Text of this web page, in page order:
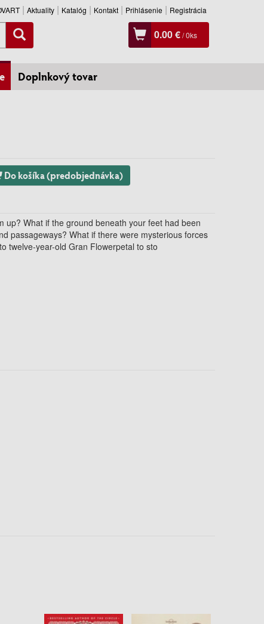
Aktuality Katalóg Kontakt Prihlásenie Registrácia
0.00 €/0ks
Doplnkový tovar
Do košíka (predobjednávka)
up? What if the ground beneath your feet had been
passageways? What if there were mysterious forces
twelve-year-old Gran Flowerpetal to sto